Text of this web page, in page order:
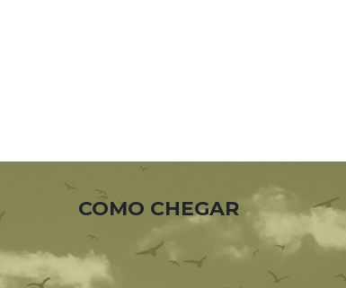
COMO CHEGAR